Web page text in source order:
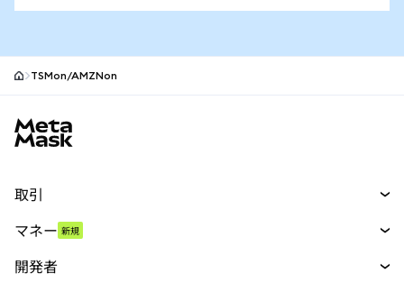
TSMon/AMZNon
取引
パーペチュアル
マネー 新規
開発者